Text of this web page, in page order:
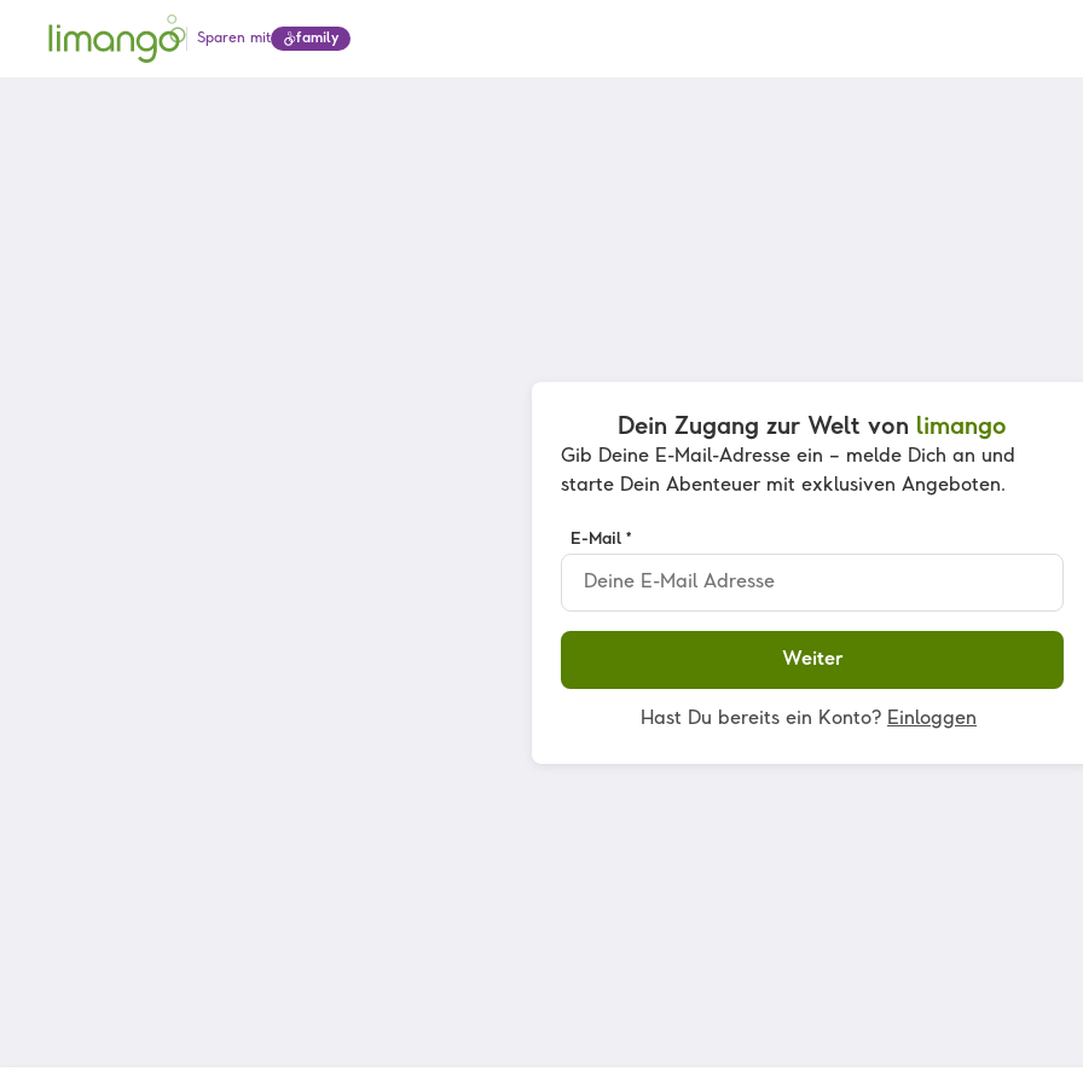
Sparen mit
family
Dein Zugang zur Welt von limango
Gib Deine E-Mail-Adresse ein – melde Dich an und
starte Dein Abenteuer mit exklusiven Angeboten.
E-Mail *
Weiter
Hast Du bereits ein Konto? Einloggen